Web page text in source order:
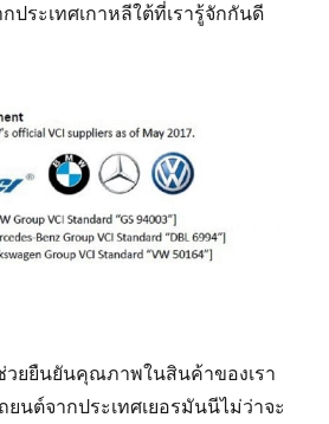
ระเทศเกาหลีใต้ที่เรารู้จักกันดี
ยยืนยันคุณภาพในสินค้าของเรา
นต์จากประเทศเยอรมันนีไม่ว่าจะ